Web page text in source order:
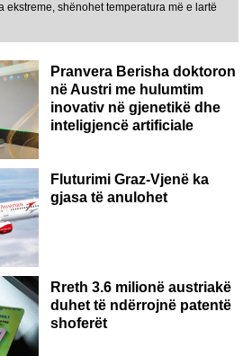
ekstreme, shënohet temperatura më e lartë
Pranvera Berisha doktoron
në Austri me hulumtim
inovativ në gjenetikë dhe
inteligjencë artificiale
Fluturimi Graz-Vjenë ka
gjasa të anulohet
Rreth 3.6 milionë austriakë
duhet të ndërrojnë patentë
shoferët